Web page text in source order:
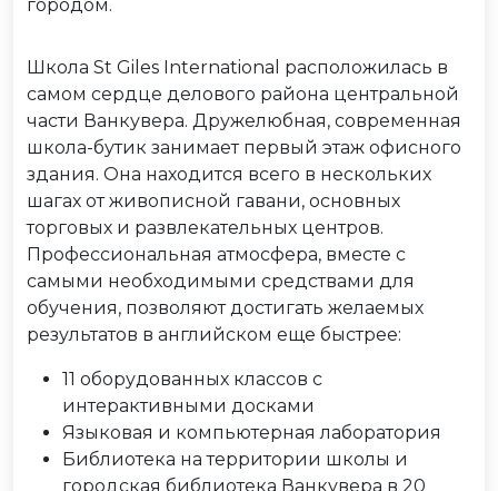
городом.
Школа St Giles International расположилась в
самом сердце делового района центральной
части Ванкувера. Дружелюбная, современная
школа-бутик занимает первый этаж офисного
здания. Она находится всего в нескольких
шагах от живописной гавани, основных
торговых и развлекательных центров.
Профессиональная атмосфера, вместе с
самыми необходимыми средствами для
обучения, позволяют достигать желаемых
результатов в английском еще быстрее:
11 оборудованных классов с
интерактивными досками
Языковая и компьютерная лаборатория
Библиотека на территории школы и
городская библиотека Ванкувера в 20